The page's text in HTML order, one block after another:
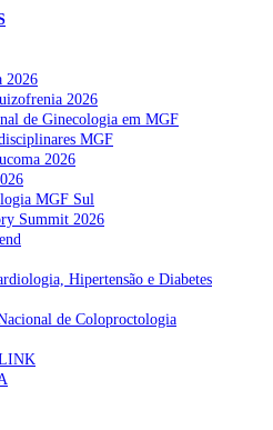
urgente das regras para
10 de Agosto, 2026
doentes com alta clínica só avança
de Agosto, 2026
acompanhamento da gravidez de
especialistas 10 de Agosto, 2026
clarificação dos incentivos a
aos cheques psicólogo e
2026
2026
de Ginecologia em MGF
MGF
2026
MGF Sul
Summit 2026
Hipertensão e Diabetes
de Coloproctologia